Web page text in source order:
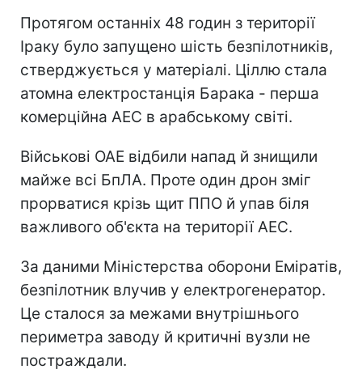
Протягом останніх 48 годин з території
Іраку було запущено шість безпілотників,
стверджується у матеріалі. Ціллю стала
атомна електростанція Барака - перша
комерційна АЕС в арабському світі.
Військові ОАЕ відбили напад й знищили
майже всі БпЛА. Проте один дрон зміг
прорватися крізь щит ППО й упав біля
важливого об'єкта на території АЕС.
За даними Міністерства оборони Еміратів,
безпілотник влучив у електрогенератор.
Це сталося за межами внутрішнього
периметра заводу й критичні вузли не
постраждали.